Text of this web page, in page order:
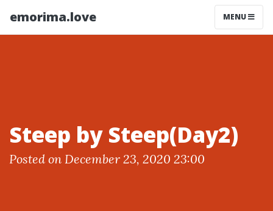
emorima.love MENU
Steep by Steep(Day2)
Posted on December 23, 2020 23:00